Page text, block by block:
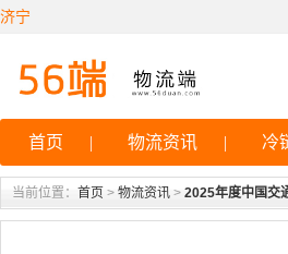
济宁
首页 | 物流资讯 | 冷
当前位置： 首页 > 物流资讯 > 2025年度中国交